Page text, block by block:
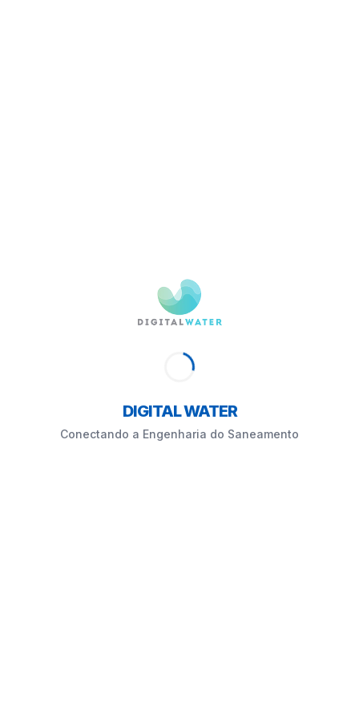
DIGITAL WATER
Conectando a Engenharia do Saneamento